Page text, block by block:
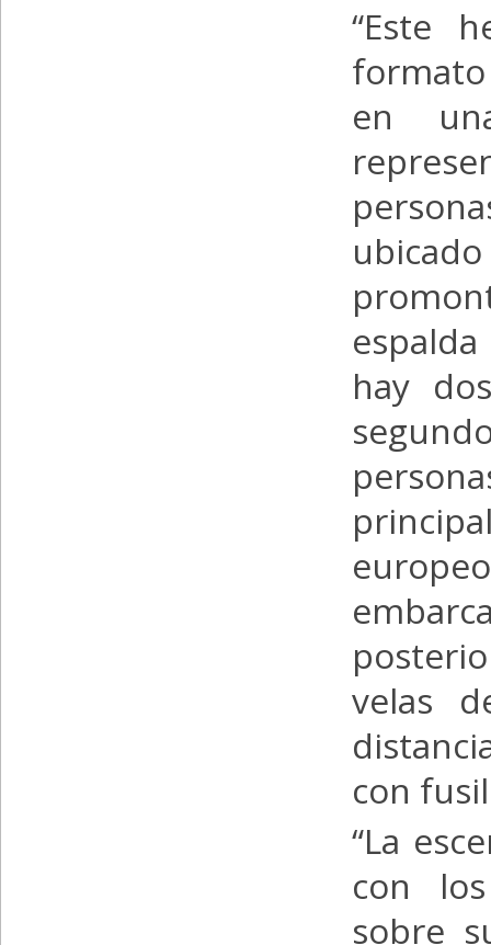
“Este
en
hay
velas
con
“La
con
sobre